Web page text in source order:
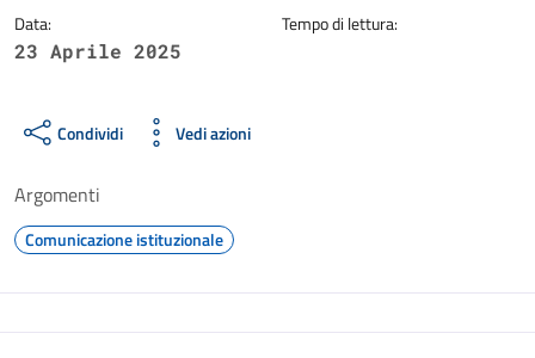
Data:
23 Aprile 2025
Tempo di lettura:
Condividi Vedi azioni
Argomenti
Comunicazione istituzionale